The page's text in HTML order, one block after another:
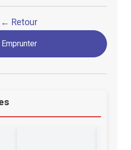
← Retour
Emprunter